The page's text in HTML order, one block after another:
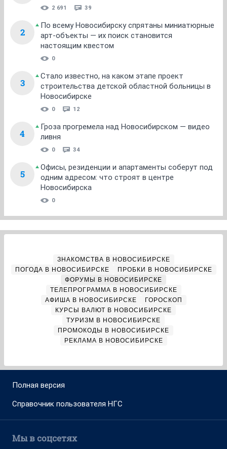
2 691 39
2
По всему Новосибирску спрятаны миниатюрные
арт-объекты — их поиск становится
настоящим квестом
0
3
Стало известно, на каком этапе проект
строительства детской областной больницы в
Новосибирске
0 12
4
Гроза прогремела над Новосибирском — видео
ливня
0 34
5
Офисы, резиденции и апартаменты соберут под
одним адресом: что строят в центре
Новосибирска
0
ЗНАКОМСТВА В НОВОСИБИРСКЕ
ПОГОДА В НОВОСИБИРСКЕ
ПРОБКИ В НОВОСИБИРСКЕ
ФОРУМЫ В НОВОСИБИРСКЕ
ТЕЛЕПРОГРАММА В НОВОСИБИРСКЕ
АФИША В НОВОСИБИРСКЕ
ГОРОСКОП
КУРСЫ ВАЛЮТ В НОВОСИБИРСКЕ
ТУРИЗМ В НОВОСИБИРСКЕ
ПРОМОКОДЫ В НОВОСИБИРСКЕ
РЕКЛАМА В НОВОСИБИРСКЕ
Полная версия
Справочник пользователя НГС
Мы в соцсетях